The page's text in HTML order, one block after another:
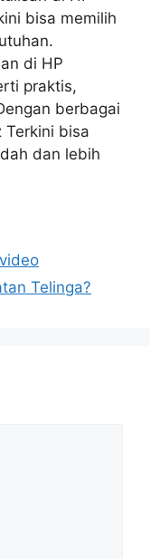
bisa memilih
di HP
praktis,
berbagai
bisa
dan lebih
Telinga?